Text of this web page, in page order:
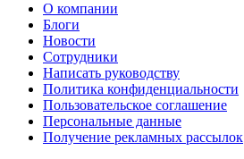
О компании
Блоги
Новости
Сотрудники
Написать руководству
Политика конфиденциальности
Пользовательское соглашение
Персональные данные
Получение рекламных рассылок